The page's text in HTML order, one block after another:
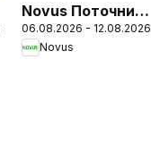
Novus Поточний
каталог
06.08.2026 - 12.08.2026
Novus